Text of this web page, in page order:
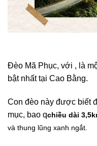
Đèo Mã Phục, với , là
bật nhất tại Cao Bằng.
Con đèo này được biết
mục, bao qchiều dài
và thung lũng xanh ngắt.